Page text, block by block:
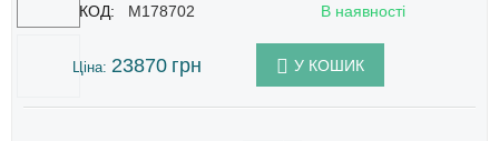
КОД: M178702 В наявності
Ціна: 23870 грн У КОШИК